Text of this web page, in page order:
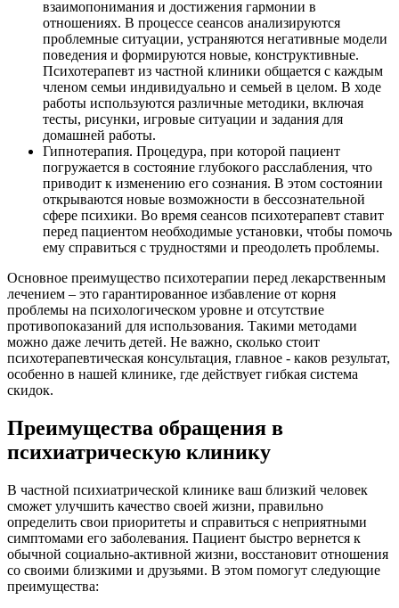
взаимопонимания и достижения гармонии в
отношениях. В процессе сеансов анализируются
проблемные ситуации, устраняются негативные модели
поведения и формируются новые, конструктивные.
Психотерапевт из частной клиники общается с каждым
членом семьи индивидуально и семьей в целом. В ходе
работы используются различные методики, включая
тесты, рисунки, игровые ситуации и задания для
домашней работы.
Гипнотерапия. Процедура, при которой пациент
погружается в состояние глубокого расслабления, что
приводит к изменению его сознания. В этом состоянии
открываются новые возможности в бессознательной
сфере психики. Во время сеансов психотерапевт ставит
перед пациентом необходимые установки, чтобы помочь
ему справиться с трудностями и преодолеть проблемы.
Основное преимущество психотерапии перед лекарственным
лечением – это гарантированное избавление от корня
проблемы на психологическом уровне и отсутствие
противопоказаний для использования. Такими методами
можно даже лечить детей. Не важно, сколько стоит
психотерапевтическая консультация, главное - каков результат,
особенно в нашей клинике, где действует гибкая система
скидок.
Преимущества обращения в
психиатрическую клинику
В частной психиатрической клинике ваш близкий человек
сможет улучшить качество своей жизни, правильно
определить свои приоритеты и справиться с неприятными
симптомами его заболевания. Пациент быстро вернется к
обычной социально-активной жизни, восстановит отношения
со своими близкими и друзьями. В этом помогут следующие
преимущества: